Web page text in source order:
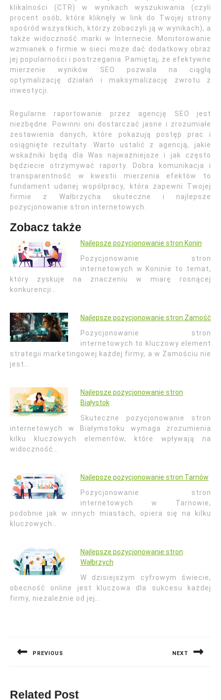
klikalności (CTR) w wynikach wyszukiwania (czyli
procent osób, które kliknęły w link do Twojej strony
spośród wszystkich, którzy zobaczyli ją w wynikach), a
także widoczność marki w Internecie. Monitorowanie
wzmianek o firmie w sieci może dać dodatkowy obraz
jej popularności i postrzegania. Pamiętaj, że efektywne
mierzenie wyników SEO pozwala na ciągłą
optymalizację działań i maksymalizację zwrotu z
inwestycji.
Regularne raportowanie przez agencję SEO jest
niezbędne. Powinni oni dostarczać jasne i zrozumiałe
zestawienia danych, które pokazują postęp prac i
osiągnięte rezultaty. Warto ustalić z agencją, jakie
wskaźniki będą dla Was najważniejsze i jak często
będziecie otrzymywać raporty. Dobra komunikacja i
transparentność w kwestii mierzenia efektów to
fundament udanej współpracy, która zapewni Twojej
firmie z Wałbrzycha skuteczne i najlepsze
pozycjonowanie stron internetowych.
Zobacz także
Najlepsze pozycjonowanie stron Konin
Pozycjonowanie stron
internetowych w Koninie to temat,
który zyskuje na znaczeniu w miarę rosnącej
konkurencji…
Najlepsze pozycjonowanie stron Zamość
Pozycjonowanie stron
internetowych to kluczowy element
strategii marketingowej każdej firmy, a w Zamościu nie
jest…
Najlepsze pozycjonowanie stron
Białystok
Skuteczne pozycjonowanie stron
internetowych w Białymstoku wymaga zrozumienia
kilku kluczowych elementów, które wpływają na
widoczność…
Najlepsze pozycjonowanie stron Tarnów
Pozycjonowanie stron
internetowych w Tarnowie,
podobnie jak w innych miastach, opiera się na kilku
kluczowych…
Najlepsze pozycjonowanie stron
Wałbrzych
W dzisiejszym cyfrowym świecie,
obecność online jest kluczowa dla sukcesu każdej
firmy, niezależnie od jej…
PREVIOUS NEXT
Related Post